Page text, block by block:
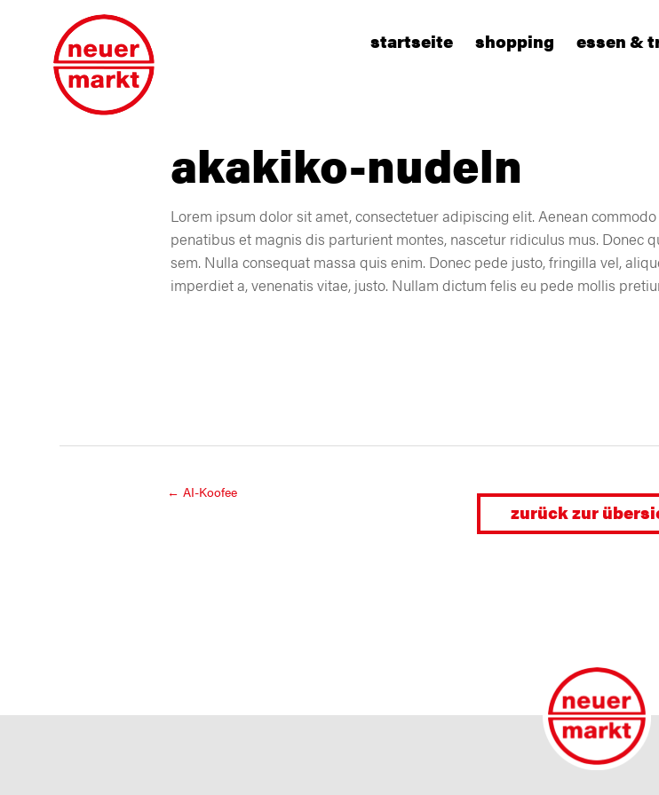
startseite shopping essen &
akakiko-nudeln
Lorem ipsum dolor sit amet, consectetuer adipiscing elit. Aenean
penatibus et magnis dis parturient montes, nascetur ridiculus mus. Donec
sem. Nulla consequat massa quis enim. Donec pede justo, fringilla vel,
imperdiet a, venenatis vitae, justo. Nullam dictum felis eu pede mollis
←AI-Koofee
zurück zur